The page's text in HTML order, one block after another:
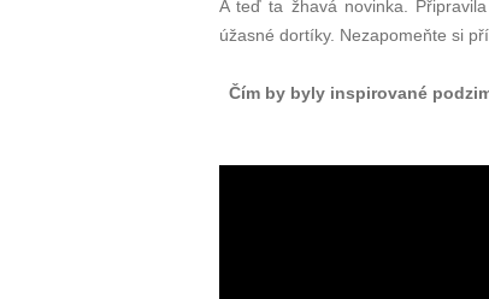
A teď ta žhavá novinka.
úžasné dortíky. Nezapomeňte si
Čím by byly inspirované